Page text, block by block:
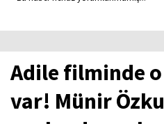
Adile filminde
var! Münir